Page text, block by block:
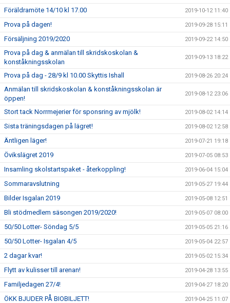
Föräldramöte 14/10 kl 17.00 2019-10-12 11:40
Prova på dagen! 2019-09-28 15:11
Försäljning 2019/2020 2019-09-22 14:50
Prova på dag & anmälan till skridskoskolan &
konståkningsskolan
2019-09-13 18:22
Prova på dag - 28/9 kl 10.00 Skyttis Ishall 2019-08-26 20:24
Anmälan till skridskoskolan & konståkningsskolan är
öppen!
2019-08-12 23:06
Stort tack Norrmejerier för sponsring av mjölk! 2019-08-02 14:14
Sista träningsdagen på lägret! 2019-08-02 12:58
Äntligen läger! 2019-07-21 19:18
Övikslägret 2019 2019-07-05 08:53
Insamling skolstartspaket - återkoppling! 2019-06-04 15:04
Sommaravslutning 2019-05-27 19:44
Bilder Isgalan 2019 2019-05-08 12:51
Bli stödmedlem säsongen 2019/2020! 2019-05-07 08:00
50/50 Lotter- Söndag 5/5 2019-05-05 21:16
50/50 Lotter- Isgalan 4/5 2019-05-04 22:57
2 dagar kvar! 2019-05-02 15:34
Flytt av kulisser till arenan! 2019-04-28 13:55
Familjedagen 27/4! 2019-04-27 18:20
ÖKK BJUDER PÅ BIOBILJETT! 2019-04-25 11:07